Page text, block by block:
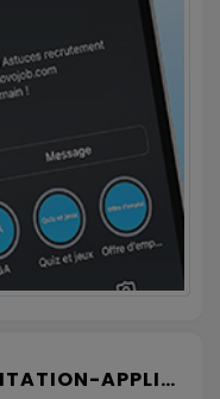
INGENIEUR EXPLOITATION-APPLICATIONS H/F